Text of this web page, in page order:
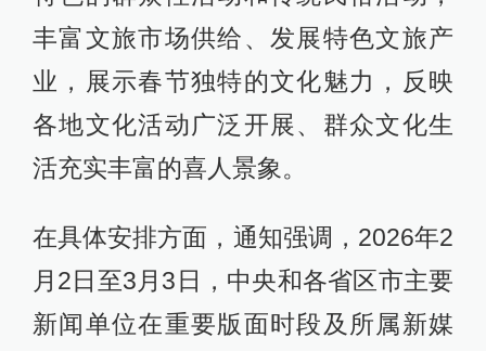
丰富文旅市场供给、发展特色文旅产
业，展示春节独特的文化魅力，反映
各地文化活动广泛开展、群众文化生
活充实丰富的喜人景象。
在具体安排方面，通知强调，2026年2
月2日至3月3日，中央和各省区市主要
新闻单位在重要版面时段及所属新媒